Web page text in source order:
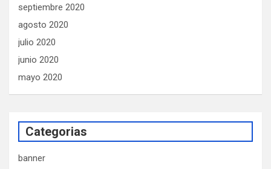
septiembre 2020
agosto 2020
julio 2020
junio 2020
mayo 2020
Categorias
banner